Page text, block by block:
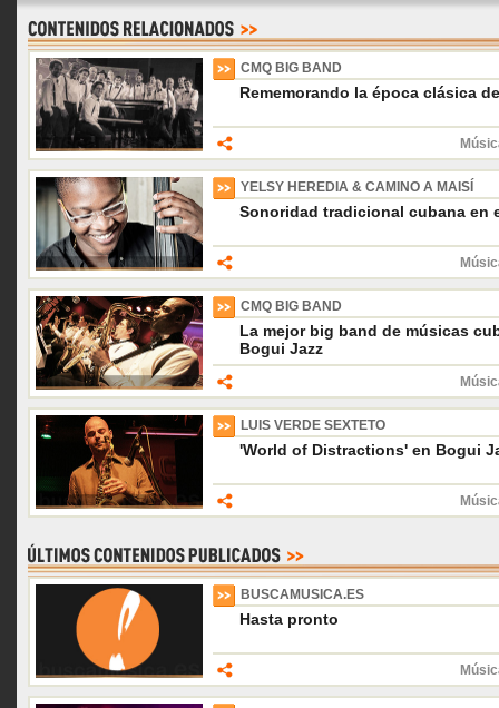
CMQ BIG BAND
Rememorando la época clásica
YELSY HEREDIA & CAMINO A MAISÍ
Sonoridad tradicional cubana en
CMQ BIG BAND
La mejor big band de músicas
Bogui Jazz
LUIS VERDE SEXTETO
'World of Distractions' en Bogui
BUSCAMUSICA.ES
Hasta pronto